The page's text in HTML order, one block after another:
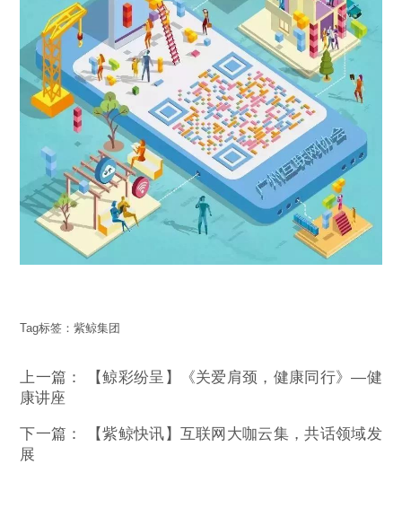
Tag标签：紫鲸集团
上一篇：
【鲸彩纷呈】《关爱肩颈，健康同行》—健
康讲座
下一篇：
【紫鲸快讯】互联网大咖云集，共话领域发
展